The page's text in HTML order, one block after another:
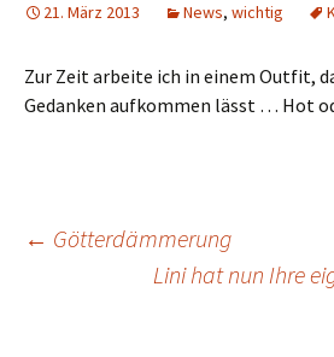
21. März 2013 News, wichtig
Zur Zeit arbeite ich in einem Outfit,
Gedanken aufkommen lässt … Hot
Beitrags-
Navigation
← Götterdämmerung
Lini hat nun Ihre